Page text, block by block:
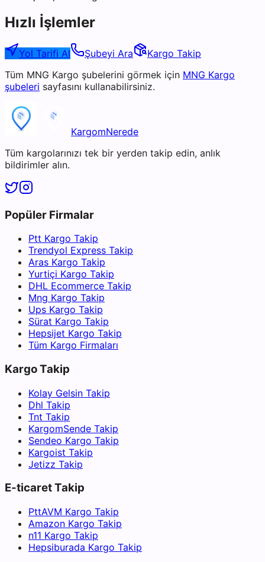
Hızlı İşlemler
Yol Tarifi Al Şubeyi Ara
Kargo Takip
Tüm MNG Kargo şubelerini görmek için MNG Kargo
şubeleri sayfasını kullanabilirsiniz.
KargomNerede
Tüm kargolarınızı tek bir yerden takip edin, anlık
bildirimler alın.
Popüler Firmalar
Ptt Kargo Takip
Trendyol Express Takip
Aras Kargo Takip
Yurtiçi Kargo Takip
DHL Ecommerce Takip
Mng Kargo Takip
Ups Kargo Takip
Sürat Kargo Takip
Hepsijet Kargo Takip
Tüm Kargo Firmaları
Kargo Takip
Kolay Gelsin Takip
Dhl Takip
Tnt Takip
KargomSende Takip
Sendeo Kargo Takip
Kargoist Takip
Jetizz Takip
E-ticaret Takip
PttAVM Kargo Takip
Amazon Kargo Takip
n11 Kargo Takip
Hepsiburada Kargo Takip